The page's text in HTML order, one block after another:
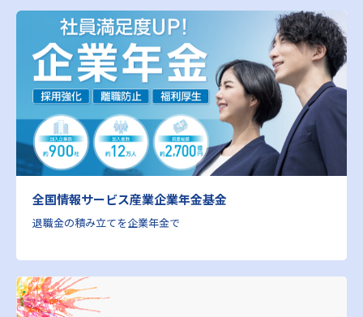
全国情報サービス産業企業年金基金
退職金の積み立てを企業年金で